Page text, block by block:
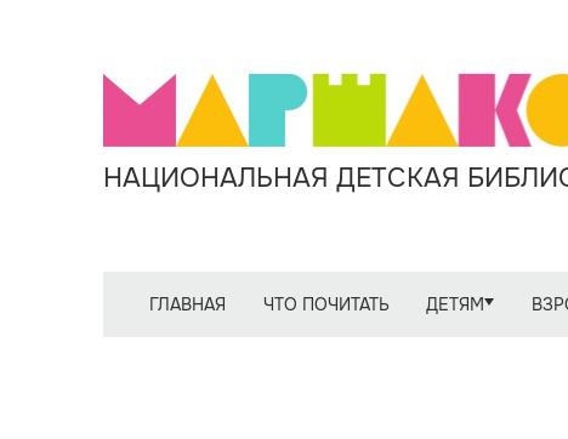
НАЦИОНАЛЬНАЯ ДЕТСКАЯ
ГЛАВНАЯ ЧТО ПОЧИТАТЬ ДЕТЯМ